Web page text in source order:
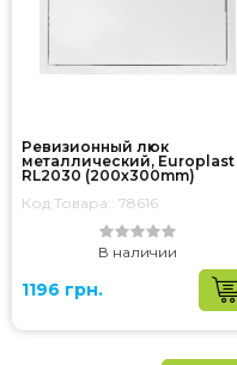
Ревизионный люк
металлический, Europlast
RL2030 (200x300mm)
Код Товара:: 78616
В наличии
1196 грн.